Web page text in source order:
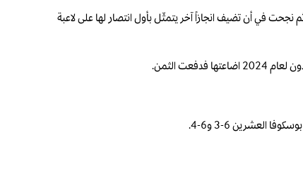
الألف نقطة، ثم نجحت في أن تضيف انجازاً آخر يتمثّل بأول انتصار لها على لاعبة